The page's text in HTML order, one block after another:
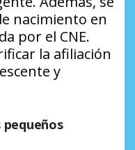
nacimiento en
por el CNE.
la afiliación
y
pequeños